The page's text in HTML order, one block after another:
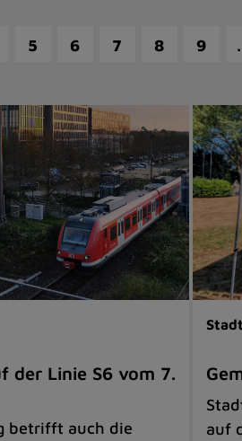
5 6 7 8 9
der Linie S6 vom 7.
betrifft auch die
auf